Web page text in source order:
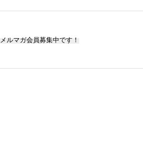
メルマガ会員募集中です！